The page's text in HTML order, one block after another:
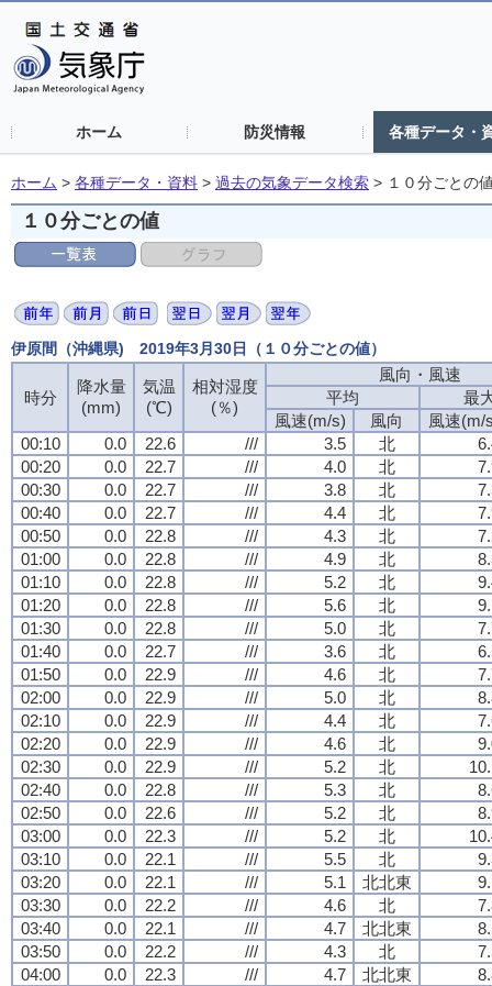
ホーム 防災情報 各種データ・
ホーム > 各種データ・資料 > 過去の気象データ検索 > １０分ごとの
１０分ごとの値
伊原間（沖縄県) 2019年3月30日（１０分ごとの値）
時分
降水量
(mm)
気温
(℃)
相対湿度
(％)
風向・風速
平均
最
風速(m/s)
風向
風速(m/
00:10
0.0 22.6 /// 3.5 北
00:20
0.0 22.7 /// 4.0 北
00:30
0.0 22.7 /// 3.8 北
00:40
0.0 22.7 /// 4.4 北
00:50
0.0 22.8 /// 4.3 北
01:00
0.0 22.8 /// 4.9 北
01:10
0.0 22.8 /// 5.2 北
01:20
0.0 22.8 /// 5.6 北
01:30
0.0 22.8 /// 5.0 北
01:40
0.0 22.7 /// 3.6 北
01:50
0.0 22.9 /// 4.6 北
02:00
0.0 22.9 /// 5.0 北
02:10
0.0 22.9 /// 4.4 北
02:20
0.0 22.9 /// 4.6 北
02:30
0.0 22.9 /// 5.2 北
02:40
0.0 22.8 /// 5.3 北
02:50
0.0 22.6 /// 5.2 北
03:00
0.0 22.3 /// 5.2 北
03:10
0.0 22.1 /// 5.5 北
03:20
0.0 22.1 /// 5.1 北北東
03:30
0.0 22.2 /// 4.6 北
03:40
0.0 22.1 /// 4.7 北北東
03:50
0.0 22.2 /// 4.3 北
04:00
0.0 22.3 /// 4.7 北北東